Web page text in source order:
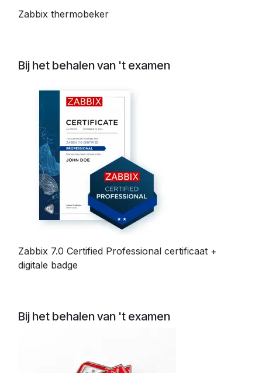
Zabbix thermobeker
Bij het behalen van 't examen
Zabbix 7.0 Certified Professional certificaat +
digitale badge
Bij het behalen van 't examen